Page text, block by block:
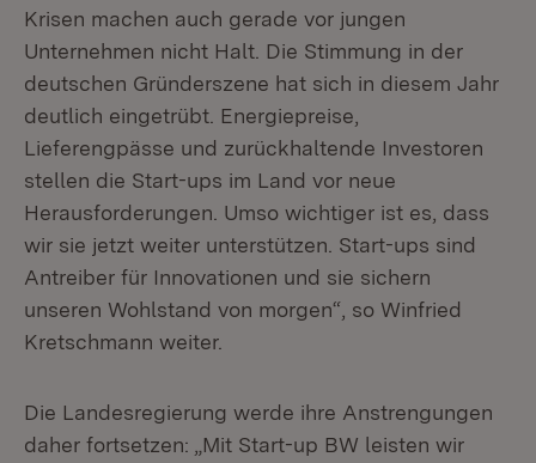
Krisen machen auch gerade vor jungen
Unternehmen nicht Halt. Die Stimmung in der
deutschen Gründerszene hat sich in diesem Jahr
deutlich eingetrübt. Energiepreise,
Lieferengpässe und zurückhaltende Investoren
stellen die Start-ups im Land vor neue
Herausforderungen. Umso wichtiger ist es, dass
wir sie jetzt weiter unterstützen. Start-ups sind
Antreiber für Innovationen und sie sichern
unseren Wohlstand von morgen“, so Winfried
Kretschmann weiter.
Die Landesregierung werde ihre Anstrengungen
daher fortsetzen: „Mit Start-up BW leisten wir